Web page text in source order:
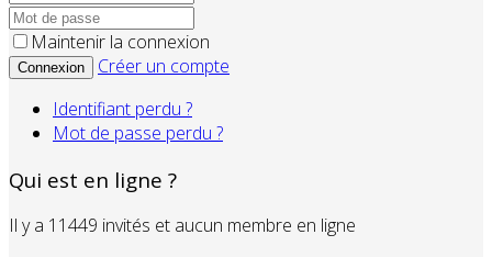
Maintenir la connexion
Connexion
Créer un compte
Identifiant perdu ?
Mot de passe perdu ?
Qui est en ligne ?
Il y a 11449 invités et aucun membre en ligne